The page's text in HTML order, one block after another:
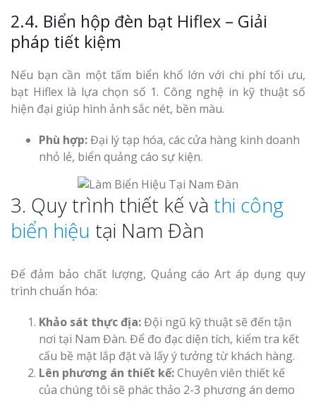
2.4. Biển hộp đèn bạt Hiflex – Giải
pháp tiết kiệm
Nếu bạn cần một tấm biển khổ lớn với chi phí tối ưu,
bạt Hiflex là lựa chọn số 1. Công nghệ in kỹ thuật số
hiện đại giúp hình ảnh sắc nét, bền màu.
Phù hợp:Đại lý tạp hóa, các cửa hàng kinh doanh
nhỏ lẻ, biển quảng cáo sự kiện.
3. Quy trình thiết kế và thi công
biển hiệu tại Nam Đàn
Để đảm bảo chất lượng, Quảng cáo Art áp dụng quy
trình chuẩn hóa:
Khảo sát thực địa:Đội ngũ kỹ thuật sẽ đến tận
nơi tại Nam Đàn. Để đo đạc diện tích, kiểm tra kết
cấu bề mặt lắp đặt và lấy ý tưởng từ khách hàng.
Lên phương án thiết kế:Chuyên viên thiết kế
của chúng tôi sẽ phác thảo 2-3 phương án demo